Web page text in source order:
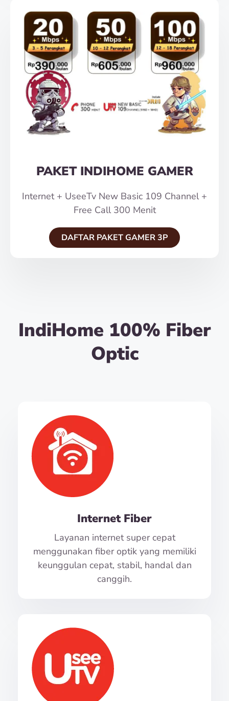
PAKET INDIHOME GAMER
Internet + UseeTv New Basic 109 Channel +
Free Call 300 Menit
DAFTAR PAKET GAMER 3P
IndiHome 100% Fiber
Optic
Internet Fiber
Layanan internet super cepat
menggunakan fiber optik yang memiliki
keunggulan cepat, stabil, handal dan
canggih.